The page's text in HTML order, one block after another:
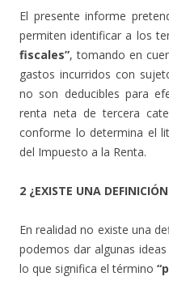
El presente informe
permiten identificar a los
fiscales”, tomando en
gastos incurridos con
no son deducibles para
renta neta de tercera
conforme lo determina el
del Impuesto a la Renta.
2 ¿EXISTE UNA
En realidad no existe una
podemos dar algunas
lo que significa el término